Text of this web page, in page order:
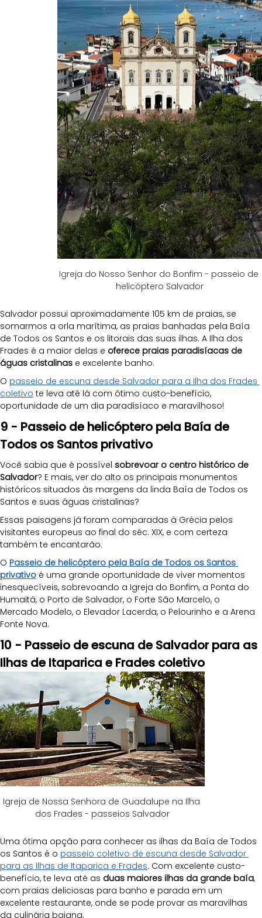
Igreja do Nosso Senhor do Bonfim - passeio de
helicóptero Salvador
Salvador possui aproximadamente 105 km de praias, se
somarmos a orla marítima, as praias banhadas pela Baía
de Todos os Santos e os litorais das suas ilhas. A Ilha dos
Frades é a maior delas e oferece praias paradisíacas de
águas cristalinas e excelente banho.
O passeio de escuna desde Salvador para a Ilha dos Frades
coletivo te leva até lá com ótimo custo-benefício,
oportunidade de um dia paradisíaco e maravilhoso!
9 - Passeio de helicóptero pela Baía de
Todos os Santos privativo
Você sabia que é possível sobrevoar o centro histórico de
Salvador? E mais, ver do alto os principais monumentos
históricos situados às margens da linda Baía de Todos os
Santos e suas águas cristalinas?
Essas paisagens já foram comparadas à Grécia pelos
visitantes europeus ao final do séc. XIX, e com certeza
também te encantarão.
O Passeio de helicóptero pela Baía de Todos os Santos
privativo é uma grande oportunidade de viver momentos
inesquecíveis, sobrevoando a Igreja do Bonfim, a Ponta do
Humaitá, o Porto de Salvador, o Forte São Marcelo, o
Mercado Modelo, o Elevador Lacerda, o Pelourinho e a Arena
Fonte Nova.
10 - Passeio de escuna de Salvador para as
Ilhas de Itaparica e Frades coletivo
Igreja de Nossa Senhora de Guadalupe na Ilha
dos Frades - passeios Salvador
Uma ótima opção para conhecer as ilhas da Baía de Todos
os Santos é o passeio coletivo de escuna desde Salvador
para as Ilhas de Itaparica e Frades. Com excelente custo-
benefício, te leva até as duas maiores ilhas da grande baía,
com praias deliciosas para banho e parada em um
excelente restaurante, onde se pode provar as maravilhas
da culinária baiana.